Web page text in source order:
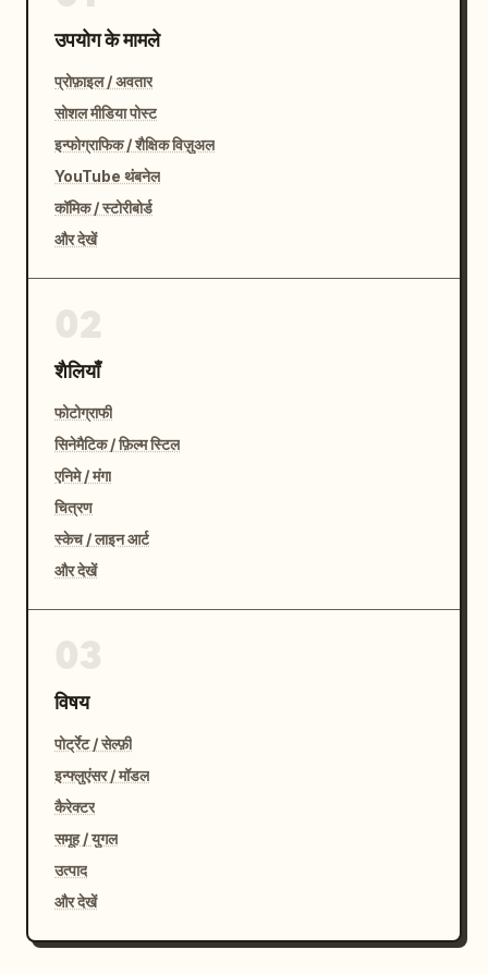
उपयोग के मामले
प्रोफ़ाइल / अवतार
सोशल मीडिया पोस्ट
इन्फोग्राफिक / शैक्षिक विज़ुअल
YouTube थंबनेल
कॉमिक / स्टोरीबोर्ड
और देखें
शैलियाँ
फोटोग्राफी
सिनेमैटिक / फ़िल्म स्टिल
एनिमे / मंगा
चित्रण
स्केच / लाइन आर्ट
और देखें
विषय
पोर्ट्रेट / सेल्फ़ी
इन्फ्लुएंसर / मॉडल
कैरेक्टर
समूह / युगल
उत्पाद
और देखें